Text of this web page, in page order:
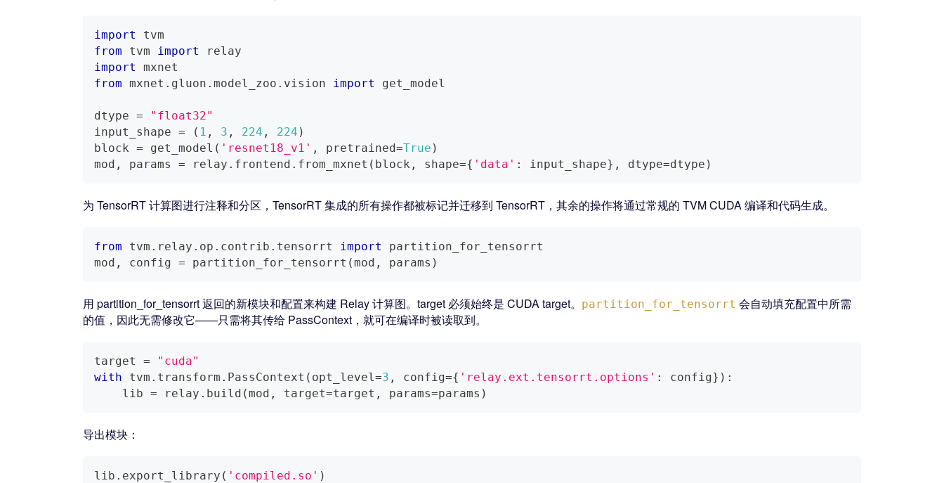
import
tvm
from tvm import
relay
import
mxnet
from mxnet . gluon . model_zoo . vision import get_model
dtype =
"float32"
input_shape = ( 1 , 3 , 224 , 224 )
block = get_model ( 'resnet18_v1' , pretrained=True )
mod , params = relay . frontend . from_mxnet ( block , shape={ 'data' : input_shape} , dtype=dtype )
为 TensorRT 计算图进行注释和分区，TensorRT 集成的所有操作都被标记并迁移到 TensorRT，其余的操作将通过常规的 TVM CUDA 编译和代码生成。
from tvm . relay . op . contrib . tensorrt import
partition_for_tensorrt
mod , config = partition_for_tensorrt (mod , params )
用 partition_for_tensorrt 返回的新模块和配置来构建 Relay 计算图。target 必须始终是 CUDA target。 partition_for_tensorrt 会自动填充配置中所需
的值，因此无需修改它——只需将其传给 PassContext，就可在编译时被读取到。
target =
"cuda"
with tvm . transform . PassContext ( opt_level =3 , config={ 'relay.ext.tensorrt.options' : config} ) :
    lib
= relay . build (mod , target=target , params=params )
导出模块：
lib . export_library ( 'compiled.so' )